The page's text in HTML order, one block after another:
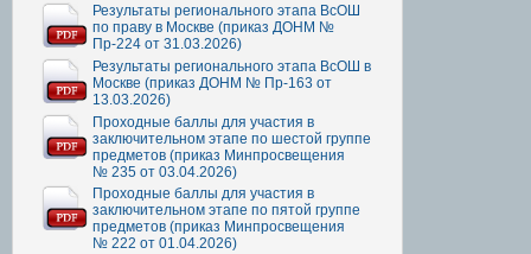
Результаты регионального этапа ВсОШ
по праву в Москве (приказ ДОНМ №
Пр-224 от 31.03.2026)
Результаты регионального этапа ВсОШ в
Москве (приказ ДОНМ № Пр-163 от
13.03.2026)
Проходные баллы для участия в
заключительном этапе по шестой группе
предметов (приказ Минпросвещения
№ 235 от 03.04.2026)
Проходные баллы для участия в
заключительном этапе по пятой группе
предметов (приказ Минпросвещения
№ 222 от 01.04.2026)